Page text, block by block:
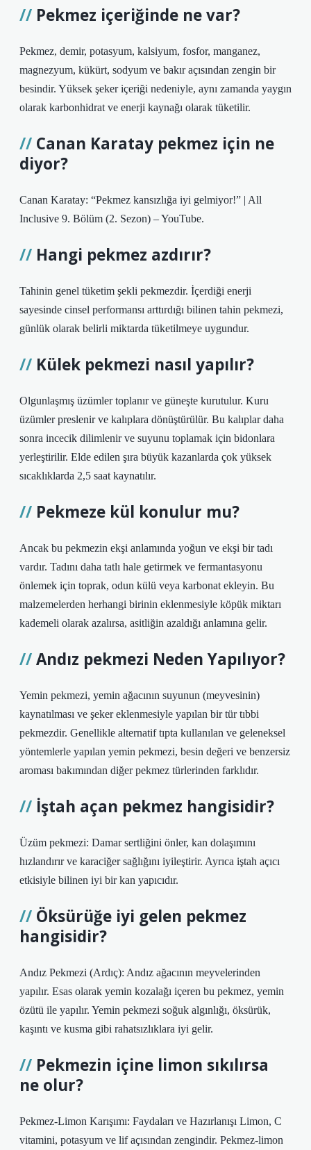
Pekmez içeriğinde ne var?
Pekmez, demir, potasyum, kalsiyum, fosfor, manganez,
magnezyum, kükürt, sodyum ve bakır açısından zengin bir
besindir. Yüksek şeker içeriği nedeniyle, aynı zamanda yaygın
olarak karbonhidrat ve enerji kaynağı olarak tüketilir.
Canan Karatay pekmez için ne
diyor?
Canan Karatay: “Pekmez kansızlığa iyi gelmiyor!” | All
Inclusive 9. Bölüm (2. Sezon) – YouTube.
Hangi pekmez azdırır?
Tahinin genel tüketim şekli pekmezdir. İçerdiği enerji
sayesinde cinsel performansı arttırdığı bilinen tahin pekmezi,
günlük olarak belirli miktarda tüketilmeye uygundur.
Külek pekmezi nasıl yapılır?
Olgunlaşmış üzümler toplanır ve güneşte kurutulur. Kuru
üzümler preslenir ve kalıplara dönüştürülür. Bu kalıplar daha
sonra incecik dilimlenir ve suyunu toplamak için bidonlara
yerleştirilir. Elde edilen şıra büyük kazanlarda çok yüksek
sıcaklıklarda 2,5 saat kaynatılır.
Pekmeze kül konulur mu?
Ancak bu pekmezin ekşi anlamında yoğun ve ekşi bir tadı
vardır. Tadını daha tatlı hale getirmek ve fermantasyonu
önlemek için toprak, odun külü veya karbonat ekleyin. Bu
malzemelerden herhangi birinin eklenmesiyle köpük miktarı
kademeli olarak azalırsa, asitliğin azaldığı anlamına gelir.
Andız pekmezi Neden Yapılıyor?
Yemin pekmezi, yemin ağacının suyunun (meyvesinin)
kaynatılması ve şeker eklenmesiyle yapılan bir tür tıbbi
pekmezdir. Genellikle alternatif tıpta kullanılan ve geleneksel
yöntemlerle yapılan yemin pekmezi, besin değeri ve benzersiz
aroması bakımından diğer pekmez türlerinden farklıdır.
İştah açan pekmez hangisidir?
Üzüm pekmezi: Damar sertliğini önler, kan dolaşımını
hızlandırır ve karaciğer sağlığını iyileştirir. Ayrıca iştah açıcı
etkisiyle bilinen iyi bir kan yapıcıdır.
Öksürüğe iyi gelen pekmez
hangisidir?
Andız Pekmezi (Ardıç): Andız ağacının meyvelerinden
yapılır. Esas olarak yemin kozalağı içeren bu pekmez, yemin
özütü ile yapılır. Yemin pekmezi soğuk algınlığı, öksürük,
kaşıntı ve kusma gibi rahatsızlıklara iyi gelir.
Pekmezin içine limon sıkılırsa
ne olur?
Pekmez-Limon Karışımı: Faydaları ve Hazırlanışı Limon, C
vitamini, potasyum ve lif açısından zengindir. Pekmez-limon